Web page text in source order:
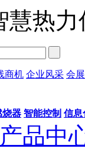
慧热
商机 企业风采 会
烧器 智能控制 信息
产品中